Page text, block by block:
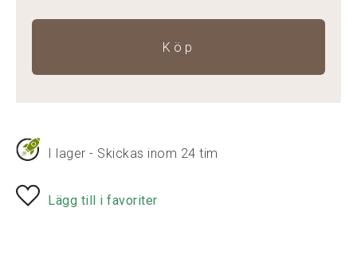
Köp
I lager - Skickas inom 24 tim
Lägg till i favoriter